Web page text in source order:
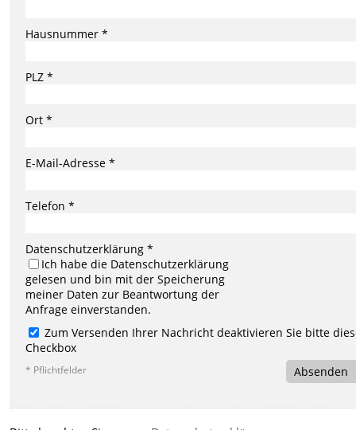
Hausnummer *
PLZ *
Ort *
E-Mail-Adresse *
Telefon *
Datenschutzerklärung *
Ich habe die Datenschutzerklärung
gelesen und bin mit der Speicherung
meiner Daten zur Beantwortung der
Anfrage einverstanden.
Zum Versenden Ihrer Nachricht deaktivieren Sie bitte
Checkbox
* Pflichtfelder Absenden